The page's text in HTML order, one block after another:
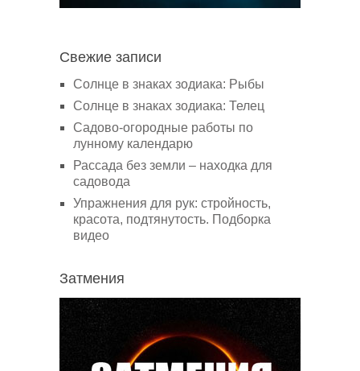
Свежие записи
Солнце в знаках зодиака: Рыбы
Солнце в знаках зодиака: Телец
Садово-огородные работы по
лунному календарю
Рассада без земли – находка для
садовода
Упражнения для рук: стройность,
красота, подтянутость. Подборка
видео
Затмения